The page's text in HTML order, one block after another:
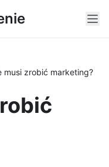
musi zrobić marketing?